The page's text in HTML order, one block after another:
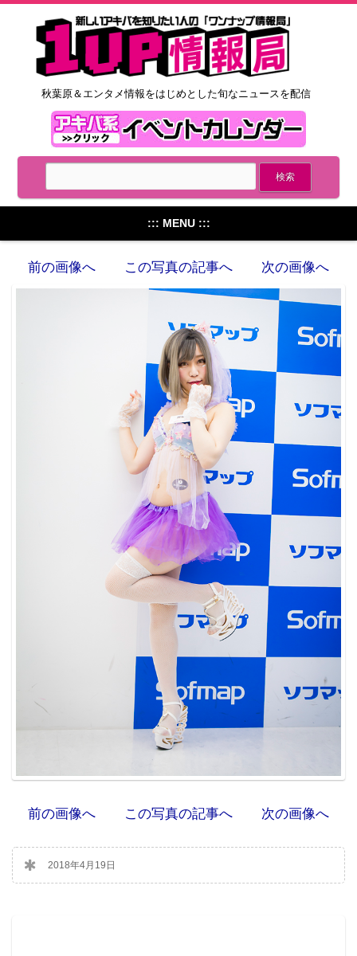
秋葉原＆エンタメ情報をはじめとした旬なニュースを配信
::: MENU :::
前の画像へ この写真の記事へ 次の画像へ
前の画像へ この写真の記事へ 次の画像へ
2018年4月19日